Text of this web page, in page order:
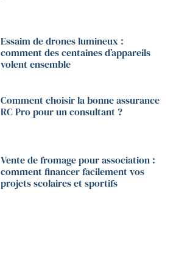
Essaim de drones lumineux :
comment des centaines d’appareils
volent ensemble
Comment choisir la bonne assurance
RC Pro pour un consultant ?
Vente de fromage pour association :
comment financer facilement vos
projets scolaires et sportifs